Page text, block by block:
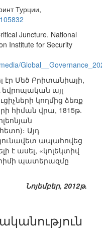
Турции,
Juncture. National
Institute for Security
էր Մեծ Բրիտանիայի,
այլ
կողմից ձեռք
հիման վրա, 1815թ.
Այդ
ապահովեց
է ասել, «կոլեկտիվ
պատերազմը
Նոյեմբեր, 2012թ.